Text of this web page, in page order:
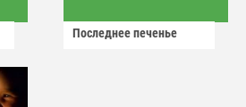
Последнее печенье